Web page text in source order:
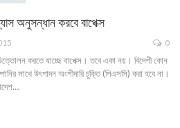
অনুসন্ধান করবে বাপেক্স
0
উত্তোলন করতে যাচ্ছে বাপেক্স। তবে একা নয়। বিদেশী কোন
সাথে উৎপাদন অংশীদারি চুক্তি (পিএসসি) করা হবে না।